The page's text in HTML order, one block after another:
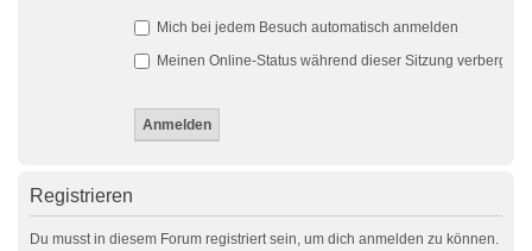
Mich bei jedem Besuch automatisch anmelden
Meinen Online-Status während dieser Sitzung verbergen
Registrieren
Du musst in diesem Forum registriert sein, um dich anmelden zu können.